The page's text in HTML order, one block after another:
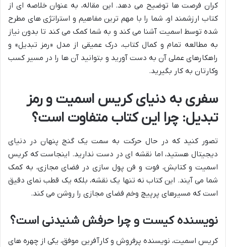
کران فرصت ها توضیح می دهد. این مقاله، به عنوان خلاصه ای از
کتاب ارزشمند او، شما را با مهم ترین مفاهیم و استراتژی های مطرح
شده توسط اسمیت آشنا می کند و به شما کمک می کند تا بدون نیاز
به مطالعه تمام و کمال کتاب، درک عمیقی از مدل «رمز تبدیل» و
راهکارهای عملی آن به دست آورید و بتوانید آن ها را در مسیر کسب
وکارتان به کار بگیرید.
سفری به دنیای کریس اسمیت و رمز
تبدیل: چرا این کتاب متفاوت است؟
تصور کنید که در حال حرکت به سمت یک گنج پنهان در دنیای
دیجیتال هستید، اما نقشه ای در دست ندارید. اینجاست که کریس
اسمیت و کتابش، فوت و فن پول سازی در فضای مجازی، به کمک
شما می آیند. این کتاب نه تنها یک نقشه، بلکه یک قطب نمای دقیق
است که مسیرهای پرپیچ وخم فضای مجازی را روشن می کند.
نویسنده کیست و چرا حرفش شنیدنی است؟
کریس اسمیت، نویسنده پرفروش و کارآفرین موفق، یکی از چهره های